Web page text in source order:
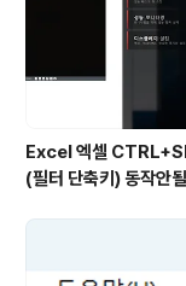
Excel 엑셀
(필터 단축키) 동작안